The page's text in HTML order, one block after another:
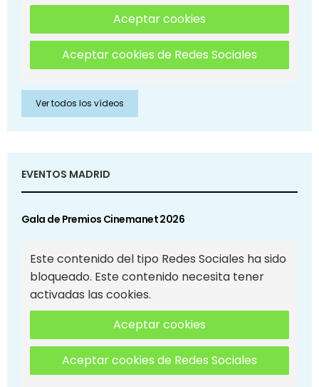
Aceptar cookies
Aceptar cookies de Redes Sociales
Ver todos los vídeos
EVENTOS MADRID
Gala de Premios Cinemanet 2026
Este contenido del tipo Redes Sociales ha sido
bloqueado. Este contenido necesita tener
activadas las cookies.
Aceptar cookies
Aceptar cookies de Redes Sociales